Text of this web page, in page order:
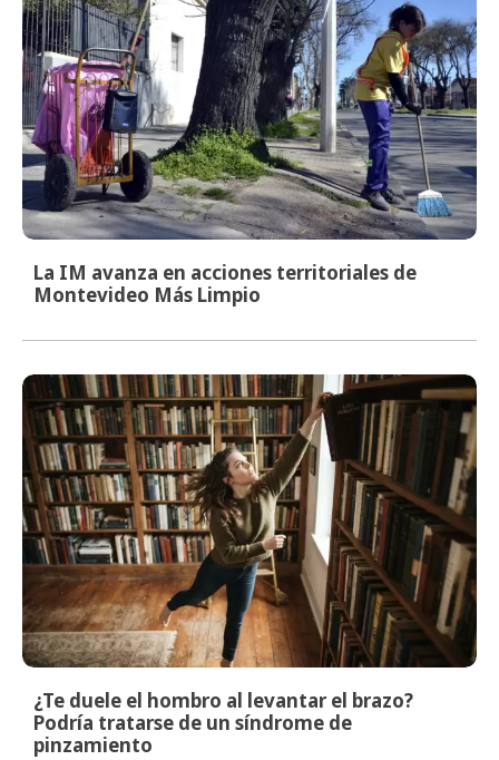
La IM avanza en acciones territoriales de
Montevideo Más Limpio
¿Te duele el hombro al levantar el brazo?
Podría tratarse de un síndrome de
pinzamiento